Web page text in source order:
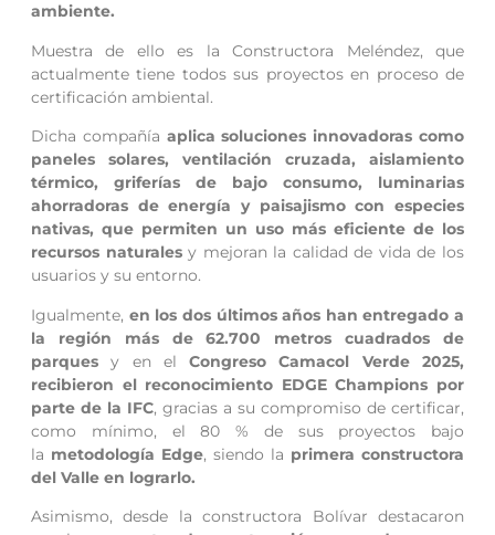
ambiente.
Muestra de ello es la Constructora Meléndez, que
actualmente tiene todos sus proyectos en proceso de
certificación ambiental.
Dicha compañía aplica soluciones innovadoras como
paneles solares, ventilación cruzada, aislamiento
térmico, griferías de bajo consumo, luminarias
ahorradoras de energía y paisajismo con especies
nativas, que permiten un uso más eficiente de los
recursos naturalesy mejoran la calidad de vida de los
usuarios y su entorno.
Igualmente, en los dos últimos años han entregado a
la región más de 62.700 metros cuadrados de
parques y en elCongreso Camacol Verde 2025,
recibieron el reconocimiento EDGE Champions por
parte de la IFC, gracias a su compromiso de certificar,
como mínimo, el 80 % de sus proyectos bajo
la metodología Edge, siendo la primera constructora
del Valle en lograrlo.
Asimismo, desde la constructora Bolívar destacaron